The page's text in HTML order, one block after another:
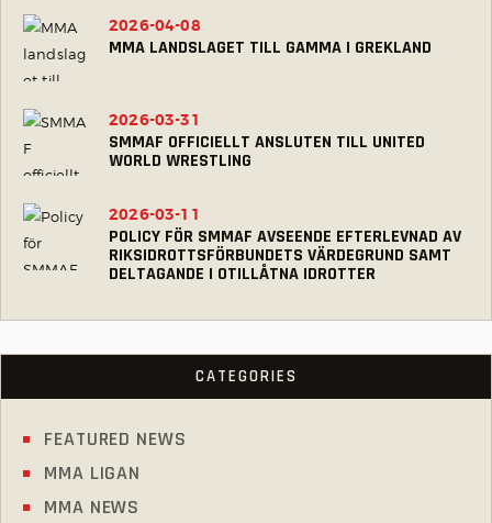
MMA LANDSLAGET TILL GAMMA I GREKLAND
2026-04-08
SMMAF OFFICIELLT ANSLUTEN TILL UNITED
WORLD WRESTLING
2026-03-31
POLICY FÖR SMMAF AVSEENDE EFTERLEVNAD AV
RIKSIDROTTSFÖRBUNDETS VÄRDEGRUND SAMT
DELTAGANDE I OTILLÅTNA IDROTTER
2026-03-11
CATEGORIES
FEATURED NEWS
MMA LIGAN
MMA NEWS